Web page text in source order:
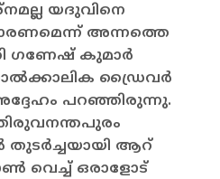
യദുവിനെ
അന്നത്തെ
ഗണേഷ് കുമാര്‍
ഡ്രൈവര്‍
പറഞ്ഞിരുന്നു.
തുടര്‍ച്ചയായി ആറ്
വെച്ച് ഒരാളോട്